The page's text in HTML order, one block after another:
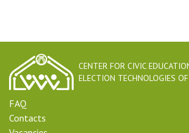
CENTER FOR CIVIC
ELECTION TECHNOLOGIES
FAQ
Contacts